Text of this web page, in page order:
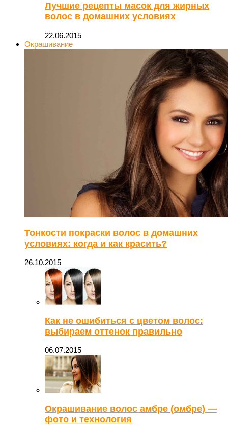
Лучшие рецепты масок для жирных
волос в домашних условиях
22.06.2015
Окрашивание
Тонкости покраски волос в домашних
условиях: когда и как красить?
26.10.2015
Как не ошибиться с цветом волос:
выбираем оттенок правильно
06.07.2015
Окрашивание волос амбре (омбре) —
фото и технология